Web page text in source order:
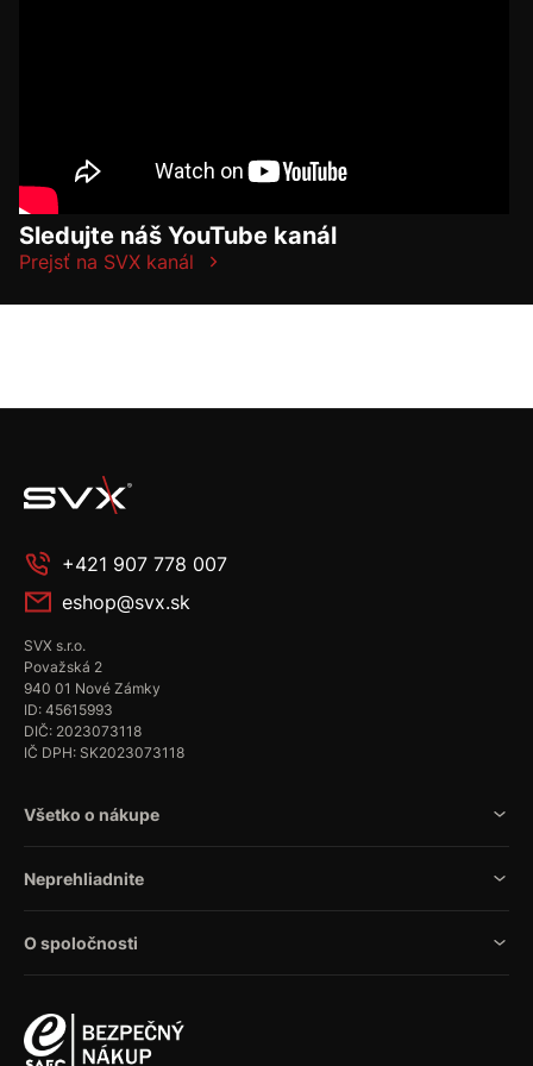
Sledujte náš YouTube kanál
Prejsť na SVX kanál
+421 907 778 007
eshop@svx.sk
SVX s.r.o.
Považská 2
940 01 Nové Zámky
ID: 45615993
DIČ: 2023073118
IČ DPH: SK2023073118
Všetko o nákupe
Neprehliadnite
O spoločnosti